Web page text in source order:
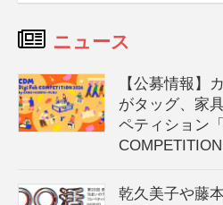
ニュース
【公募情報】
がタッグ、家
ペティション
乾久美子や藤